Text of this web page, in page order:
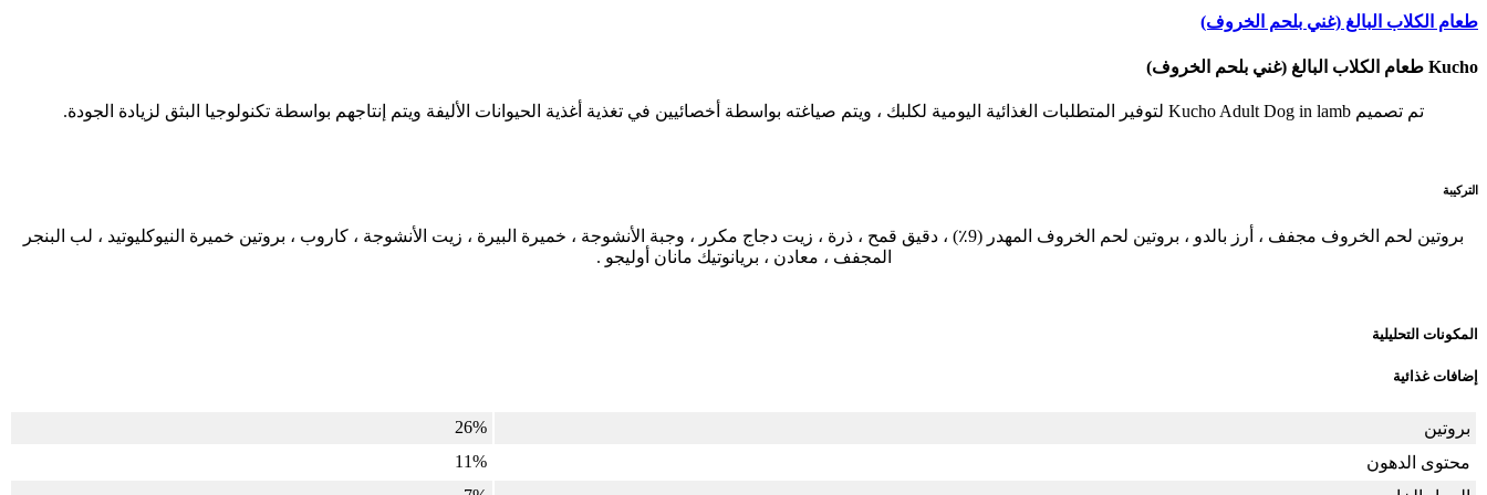
طعام الكلاب البالغ (غني بلحم الخروف)
Kucho طعام الكلاب البالغ (غني بلحم الخروف)
تم تصميم Kucho Adult Dog in lamb لتوفير المتطلبات الغذائية اليومية لكلبك ، ويتم صياغته بواسطة أخصائيين في تغذية أغذية الحيوانات الأليفة ويتم إنتاجهم بواسطة تكنولوجيا البثق لزيادة الجودة.
التركيبة
بروتين لحم الخروف مجفف ، أرز بالدو ، بروتين لحم الخروف المهدر (9٪) ، دقيق قمح ، ذرة ، زيت دجاج مكرر ، وجبة الأنشوجة ، خميرة البيرة ، زيت الأنشوجة ، كاروب ، بروتين خميرة النيوكليوتيد ، لب البنجر
المجفف ، معادن ، بريانوتيك مانان أوليجو .
المكونات التحليلية
إضافات غذائية
بروتين
26%
محتوى الدهون
11%